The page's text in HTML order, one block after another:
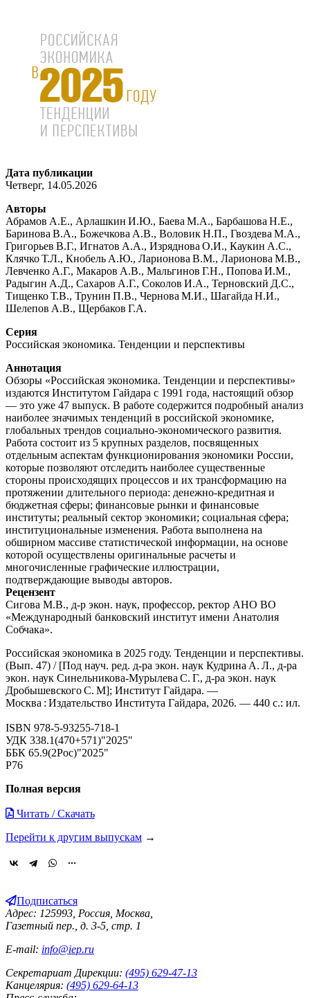
Дата публикации
Четверг, 14.05.2026
Авторы
Абрамов А.Е., Арлашкин И.Ю., Баева М.А., Барбашова Н.Е.,
Баринова В.А., Божечкова А.В., Воловик Н.П., Гвоздева М.А.,
Григорьев В.Г., Игнатов А.А., Изряднова О.И., Каукин А.С.,
Клячко Т.Л., Кнобель А.Ю., Ларионова В.М., Ларионова М.В.,
Левченко А.Г., Макаров А.В., Мальгинов Г.Н., Попова И.М.,
Радыгин А.Д., Сахаров А.Г., Соколов И.А., Терновский Д.С.,
Тищенко Т.В., Трунин П.В., Чернова М.И., Шагайда Н.И.,
Шелепов А.В., Щербаков Г.А.
Серия
Российская экономика. Тенденции и перспективы
Аннотация
Обзоры «Российская экономика. Тенденции и перспективы»
издаются Институтом Гайдара с 1991 года, настоящий обзор
— это уже 47 выпуск. В работе содержится подробный анализ
наиболее значимых тенденций в российской экономике,
глобальных трендов социально-экономического развития.
Работа состоит из 5 крупных разделов, посвященных
отдельным аспектам функционирования экономики России,
которые позволяют отследить наиболее существенные
стороны происходящих процессов и их трансформацию на
протяжении длительного периода: денежно-кредитная и
бюджетная сферы; финансовые рынки и финансовые
институты; реальный сектор экономики; социальная сфера;
институциональные изменения. Работа выполнена на
обширном массиве статистической информации, на основе
которой осуществлены оригинальные расчеты и
многочисленные графические иллюстрации,
подтверждающие выводы авторов.
Рецензент
Сигова М.В., д-р экон. наук, профессор, ректор АНО ВО
«Международный банковский институт имени Анатолия
Собчака».
Российская экономика в 2025 году. Тенденции и перспективы.
(Вып. 47) / [Под науч. ред. д-ра экон. наук Кудрина А. Л., д-ра
экон. наук Синельникова-Мурылева С. Г., д-ра экон. наук
Дробышевского С. М]; Институт Гайдара. —
Москва : Издательство Института Гайдара, 2026. — 440 с.: ил.
ISBN 978-5-93255-718-1
УДК 338.1(470+571)"2025"
ББК 65.9(2Рос)"2025"
Р76
Полная версия
Читать / Скачать
Перейти к другим выпускам →
Подписаться
Адрес: 125993, Россия, Москва,
Газетный пер., д. 3-5, стр. 1
E-mail: info@iep.ru
Секретариат Дирекции: (495) 629-47-13
Канцелярия: (495) 629-64-13